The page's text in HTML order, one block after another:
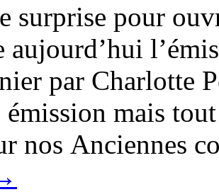
surprise pour
aujourd’hui
par Charlotte
émission mais
nos Anciennes